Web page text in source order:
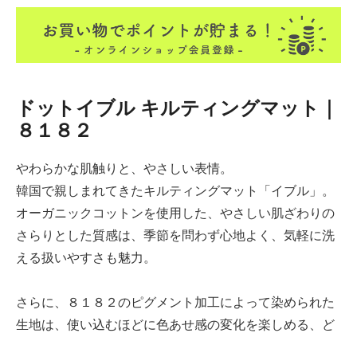
ドットイブル キルティングマット｜
８１８２
やわらかな肌触りと、やさしい表情。
韓国で親しまれてきたキルティングマット「イブル」。
オーガニックコットンを使用した、やさしい肌ざわりの
さらりとした質感は、季節を問わず心地よく、気軽に洗
える扱いやすさも魅力。
さらに、８１８２のピグメント加工によって染められた
生地は、使い込むほどに色あせ感の変化を楽しめる、ど